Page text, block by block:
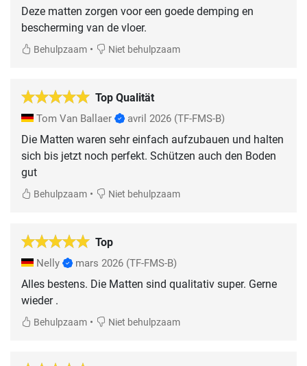
Deze matten zorgen voor een goede demping en
bescherming van de vloer.
Behulpzaam • Niet behulpzaam
Top Qualität
Tom Van Ballaer avril 2026 (TF-FMS-B)
Die Matten waren sehr einfach aufzubauen und halten
sich bis jetzt noch perfekt. Schützen auch den Boden
gut
Behulpzaam • Niet behulpzaam
Top
Nelly mars 2026 (TF-FMS-B)
Alles bestens. Die Matten sind qualitativ super. Gerne
wieder .
Behulpzaam • Niet behulpzaam